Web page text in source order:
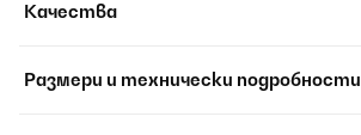
Качества
Размери и технически подробности